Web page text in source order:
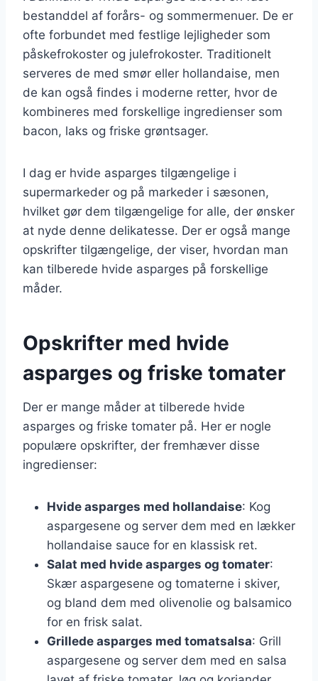
bestanddel af forårs- og sommermenuer. De er
ofte forbundet med festlige lejligheder som
påskefrokoster og julefrokoster. Traditionelt
serveres de med smør eller hollandaise, men
de kan også findes i moderne retter, hvor de
kombineres med forskellige ingredienser som
bacon, laks og friske grøntsager.
I dag er hvide asparges tilgængelige i
supermarkeder og på markeder i sæsonen,
hvilket gør dem tilgængelige for alle, der ønsker
at nyde denne delikatesse. Der er også mange
opskrifter tilgængelige, der viser, hvordan man
kan tilberede hvide asparges på forskellige
måder.
Opskrifter med hvide
asparges og friske tomater
Der er mange måder at tilberede hvide
asparges og friske tomater på. Her er nogle
populære opskrifter, der fremhæver disse
ingredienser:
Hvide asparges med hollandaise: Kog
aspargesene og server dem med en lækker
hollandaise sauce for en klassisk ret.
Salat med hvide asparges og tomater:
Skær aspargesene og tomaterne i skiver,
og bland dem med olivenolie og balsamico
for en frisk salat.
Grillede asparges med tomatsalsa: Grill
aspargesene og server dem med en salsa